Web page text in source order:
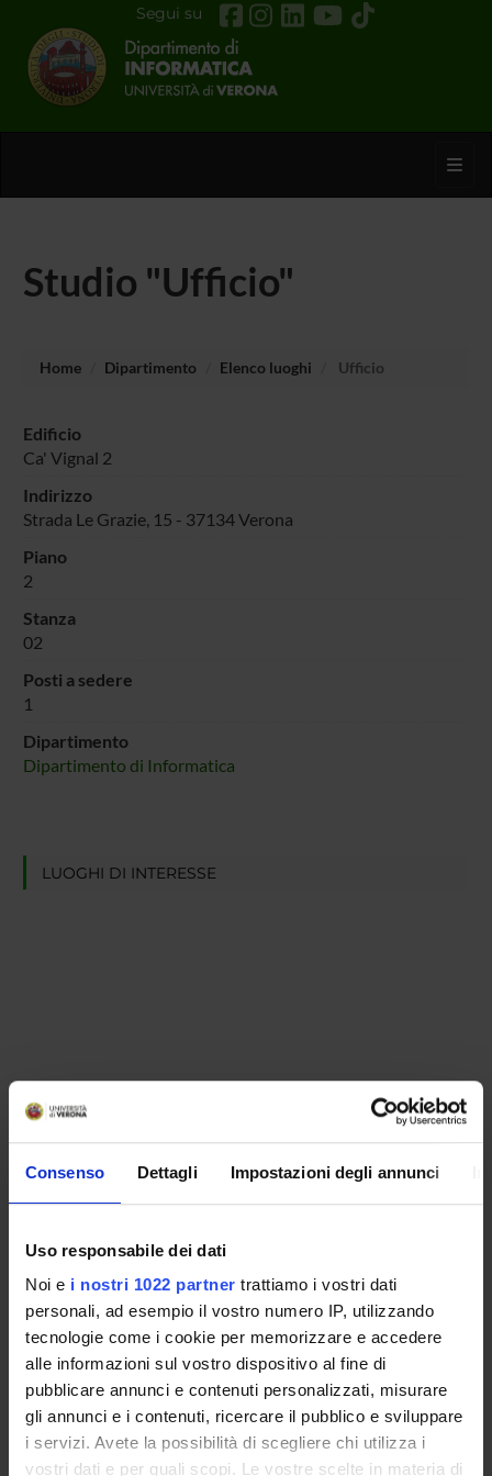
Consenso Dettagli Impostazioni degli annunci
Uso responsabile dei dati
Noi e i nostri 1022 partner trattiamo i vostri dati
personali, ad esempio il vostro numero IP, utilizzando
tecnologie come i cookie per memorizzare e accedere
alle informazioni sul vostro dispositivo al fine di
pubblicare annunci e contenuti personalizzati, misurare
gli annunci e i contenuti, ricercare il pubblico e sviluppare
i servizi. Avete la possibilità di scegliere chi utilizza i
vostri dati e per quali scopi. Le vostre scelte in materia di
Segui su
Studio "Ufficio"
Home Dipartimento Elenco luoghi Ufficio
Edificio
Ca' Vignal 2
Indirizzo
Strada Le Grazie, 15 - 37134 Verona
Piano
2
Stanza
02
Posti a sedere
1
Dipartimento
Dipartimento di Informatica
LUOGHI DI INTERESSE
ORGANIZZAZIONE
GOVERNANCE
COMMISSIONI